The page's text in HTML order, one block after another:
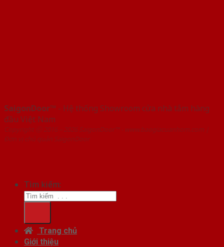
SaigonDoor™ - Hệ thống Showroom cửa nhà tắm hàng
đầu Việt Nam
Copyright ⓒ 2016 – 2026 SaigonDoor™ - www.baogiacuanhom.com |
Đơn vị chủ quản SaigonDoor
Tìm kiếm:
Trang chủ
Giới thiệu